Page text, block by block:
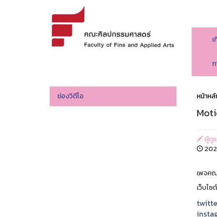
ช่องวิดีโอ หน้าห
ผู้ดูแ
เพจค
เว็บไ